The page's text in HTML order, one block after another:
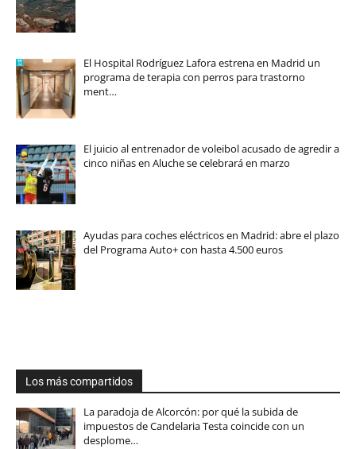
El Hospital Rodríguez Lafora estrena en Madrid un
programa de terapia con perros para trastorno
ment…
El juicio al entrenador de voleibol acusado de agredir a
cinco niñas en Aluche se celebrará en marzo
Ayudas para coches eléctricos en Madrid: abre el plazo
del Programa Auto+ con hasta 4.500 euros
Los más compartidos
La paradoja de Alcorcón: por qué la subida de
impuestos de Candelaria Testa coincide con un
desplome…